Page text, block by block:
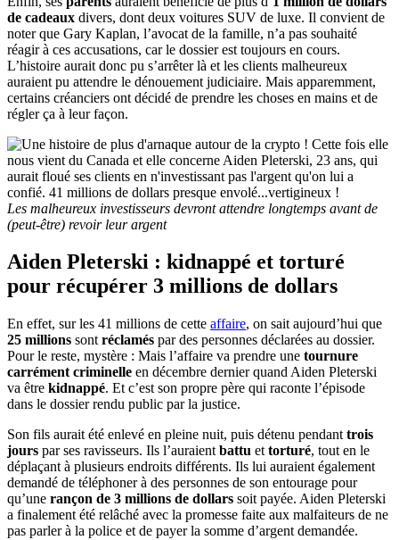
de cadeaux divers, dont deux voitures SUV de luxe. Il convient de
noter que Gary Kaplan, l’avocat de la famille, n’a pas souhaité
réagir à ces accusations, car le dossier est toujours en cours.
L’histoire aurait donc pu s’arrêter là et les clients malheureux
auraient pu attendre le dénouement judiciaire. Mais apparemment,
certains créanciers ont décidé de prendre les choses en mains et de
régler ça à leur façon.
Les malheureux investisseurs devront attendre longtemps avant de
(peut-être) revoir leur argent
Aiden Pleterski : kidnappé et torturé
pour récupérer 3 millions de dollars
En effet, sur les 41 millions de cette affaire, on sait aujourd’hui que
25 millions sont réclamés par des personnes déclarées au dossier.
Pour le reste, mystère : Mais l’affaire va prendre une tournure
carrément criminelle en décembre dernier quand Aiden Pleterski
va être kidnappé. Et c’est son propre père qui raconte l’épisode
dans le dossier rendu public par la justice.
Son fils aurait été enlevé en pleine nuit, puis détenu pendant trois
jours par ses ravisseurs. Ils l’auraient battu et torturé, tout en le
déplaçant à plusieurs endroits différents. Ils lui auraient également
demandé de téléphoner à des personnes de son entourage pour
qu’une rançon de 3 millions de dollars soit payée. Aiden Pleterski
a finalement été relâché avec la promesse faite aux malfaiteurs de ne
pas parler à la police et de payer la somme d’argent demandée.